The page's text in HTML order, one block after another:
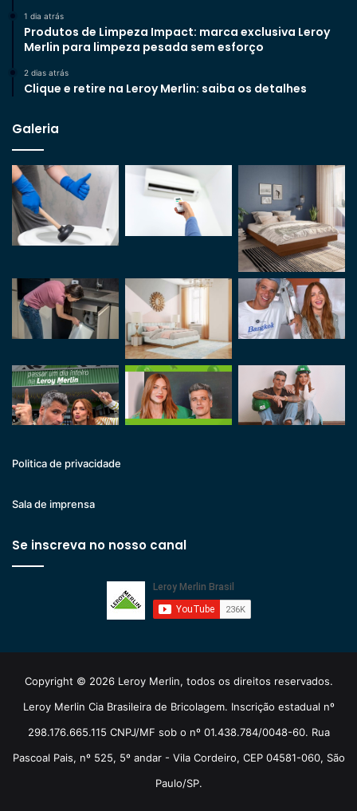
1 dia atrás
Produtos de Limpeza Impact: marca exclusiva Leroy
Merlin para limpeza pesada sem esforço
2 dias atrás
Clique e retire na Leroy Merlin: saiba os detalhes
Galeria
Politica de privacidade
Sala de imprensa
Se inscreva no nosso canal
Copyright © 2026 Leroy Merlin, todos os direitos reservados.
Leroy Merlin Cia Brasileira de Bricolagem. Inscrição estadual nº
298.176.665.115 CNPJ/MF sob o nº 01.438.784/0048-60. Rua
Pascoal Pais, nº 525, 5º andar - Vila Cordeiro, CEP 04581-060, São
Paulo/SP.